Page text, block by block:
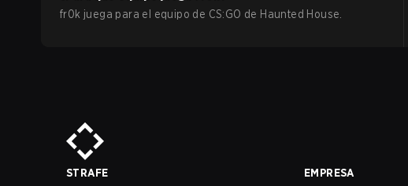
fr0k juega para el equipo de CS:GO de Haunted House
STRAFE
EMPRESA